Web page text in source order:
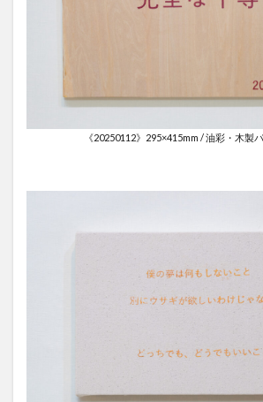
《20250112》295×415mm / 油彩・木製